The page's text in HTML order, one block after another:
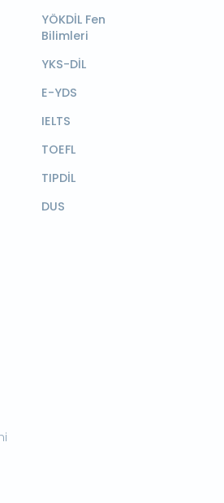
YÖKDİL Fen
Bilimleri
YKS-DİL
E-YDS
IELTS
TOEFL
TIPDİL
DUS